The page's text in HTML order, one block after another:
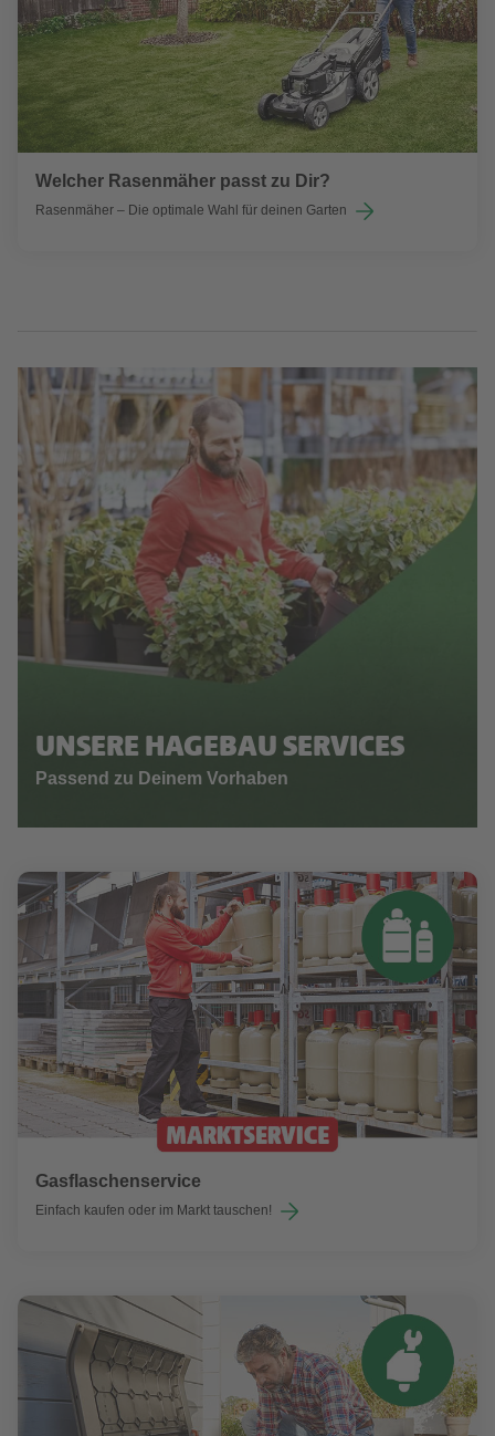
Welcher Rasenmäher passt zu Dir?
Rasenmäher – Die optimale Wahl für deinen Garten
UNSERE HAGEBAU SERVICES
Passend zu Deinem Vorhaben
Gasflaschenservice
Einfach kaufen oder im Markt tauschen!